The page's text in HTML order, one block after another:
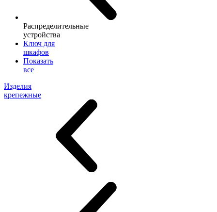
Распределительные
устройства
Ключ для
шкафов
Показать
все
Изделия
крепежные